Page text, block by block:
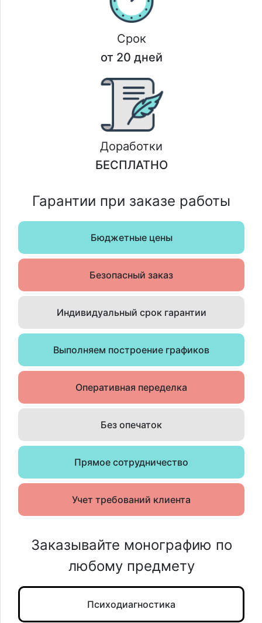
Срок
от 20 дней
Доработки
БЕСПЛАТНО
Гарантии при заказе работы
Бюджетные цены
Безопасный заказ
Индивидуальный срок гарантии
Выполняем построение графиков
Оперативная переделка
Без опечаток
Прямое сотрудничество
Учет требований клиента
Заказывайте монографию по
любому предмету
Психодиагностика